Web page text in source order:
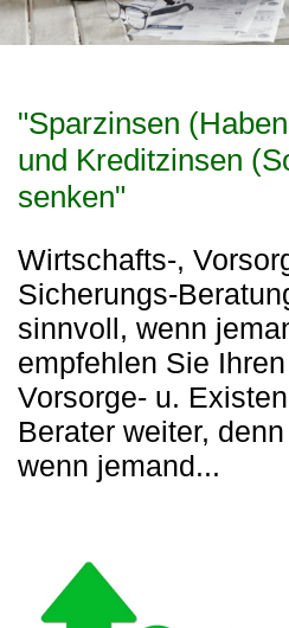
"Sparzinsen
und Kreditzinsen
senken"
Wirtschafts-,
Sicherungs-
sinnvoll, wenn
empfehlen Sie
Vorsorge- u.
Berater weiter,
wenn jemand...